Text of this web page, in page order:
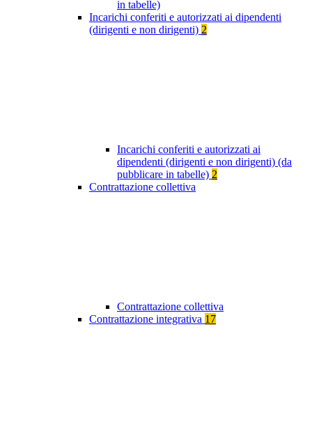
in tabelle)
Incarichi conferiti e autorizzati ai dipendenti
(dirigenti e non dirigenti) 2
Incarichi conferiti e autorizzati ai
dipendenti (dirigenti e non dirigenti) (da
pubblicare in tabelle) 2
Contrattazione collettiva
Contrattazione collettiva
Contrattazione integrativa 17